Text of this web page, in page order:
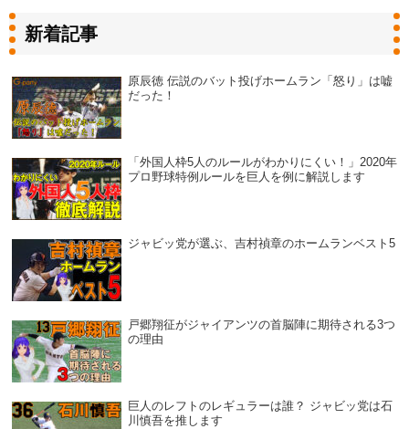
新着記事
原辰徳 伝説のバット投げホームラン「怒り」は嘘
だった！
「外国人枠5人のルールがわかりにくい！」2020年
プロ野球特例ルールを巨人を例に解説します
ジャビッ党が選ぶ、吉村禎章のホームランベスト5
戸郷翔征がジャイアンツの首脳陣に期待される3つ
の理由
巨人のレフトのレギュラーは誰？ ジャビッ党は石
川慎吾を推します